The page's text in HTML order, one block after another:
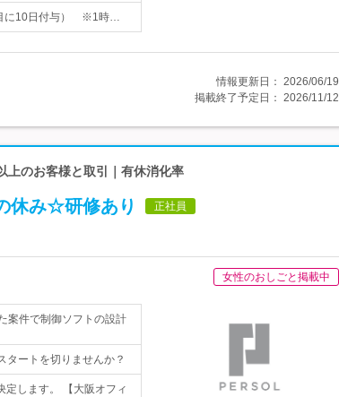
目に10日付与） ※1時…
情報更新日： 2026/06/19
掲載終了予定日： 2026/11/12
上のお客様と取引｜有休消化率
休み☆研修あり 正社員
女性のおしごと掲載中
案件で制御ソフトの設計
タートを切りませんか？
します。 【大阪オフィ